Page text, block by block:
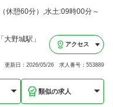
休憩60分）,水土:09時00分～
野城駅」
アクセス
更新日：2026/05/26 求人番号：553889
類似の求人